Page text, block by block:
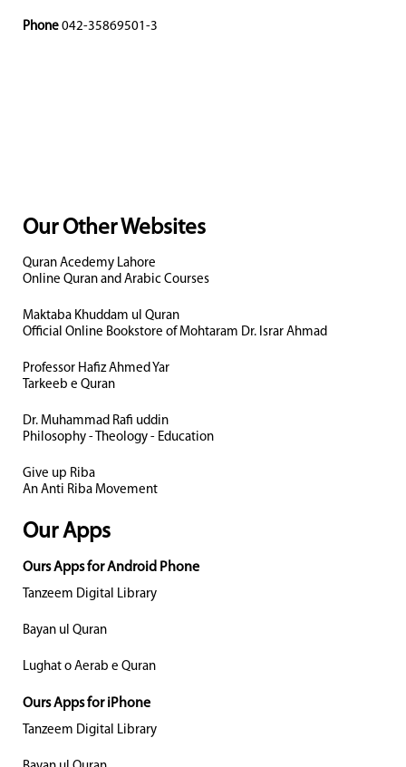
Phone 042-35869501-3
Our Other Websites
Quran Acedemy Lahore
Online Quran and Arabic Courses
Maktaba Khuddam ul Quran
Official Online Bookstore of Mohtaram Dr. Israr Ahmad
Professor Hafiz Ahmed Yar
Tarkeeb e Quran
Dr. Muhammad Rafi uddin
Philosophy - Theology - Education
Give up Riba
An Anti Riba Movement
Our Apps
Ours Apps for Android Phone
Tanzeem Digital Library
Bayan ul Quran
Lughat o Aerab e Quran
Ours Apps for iPhone
Tanzeem Digital Library